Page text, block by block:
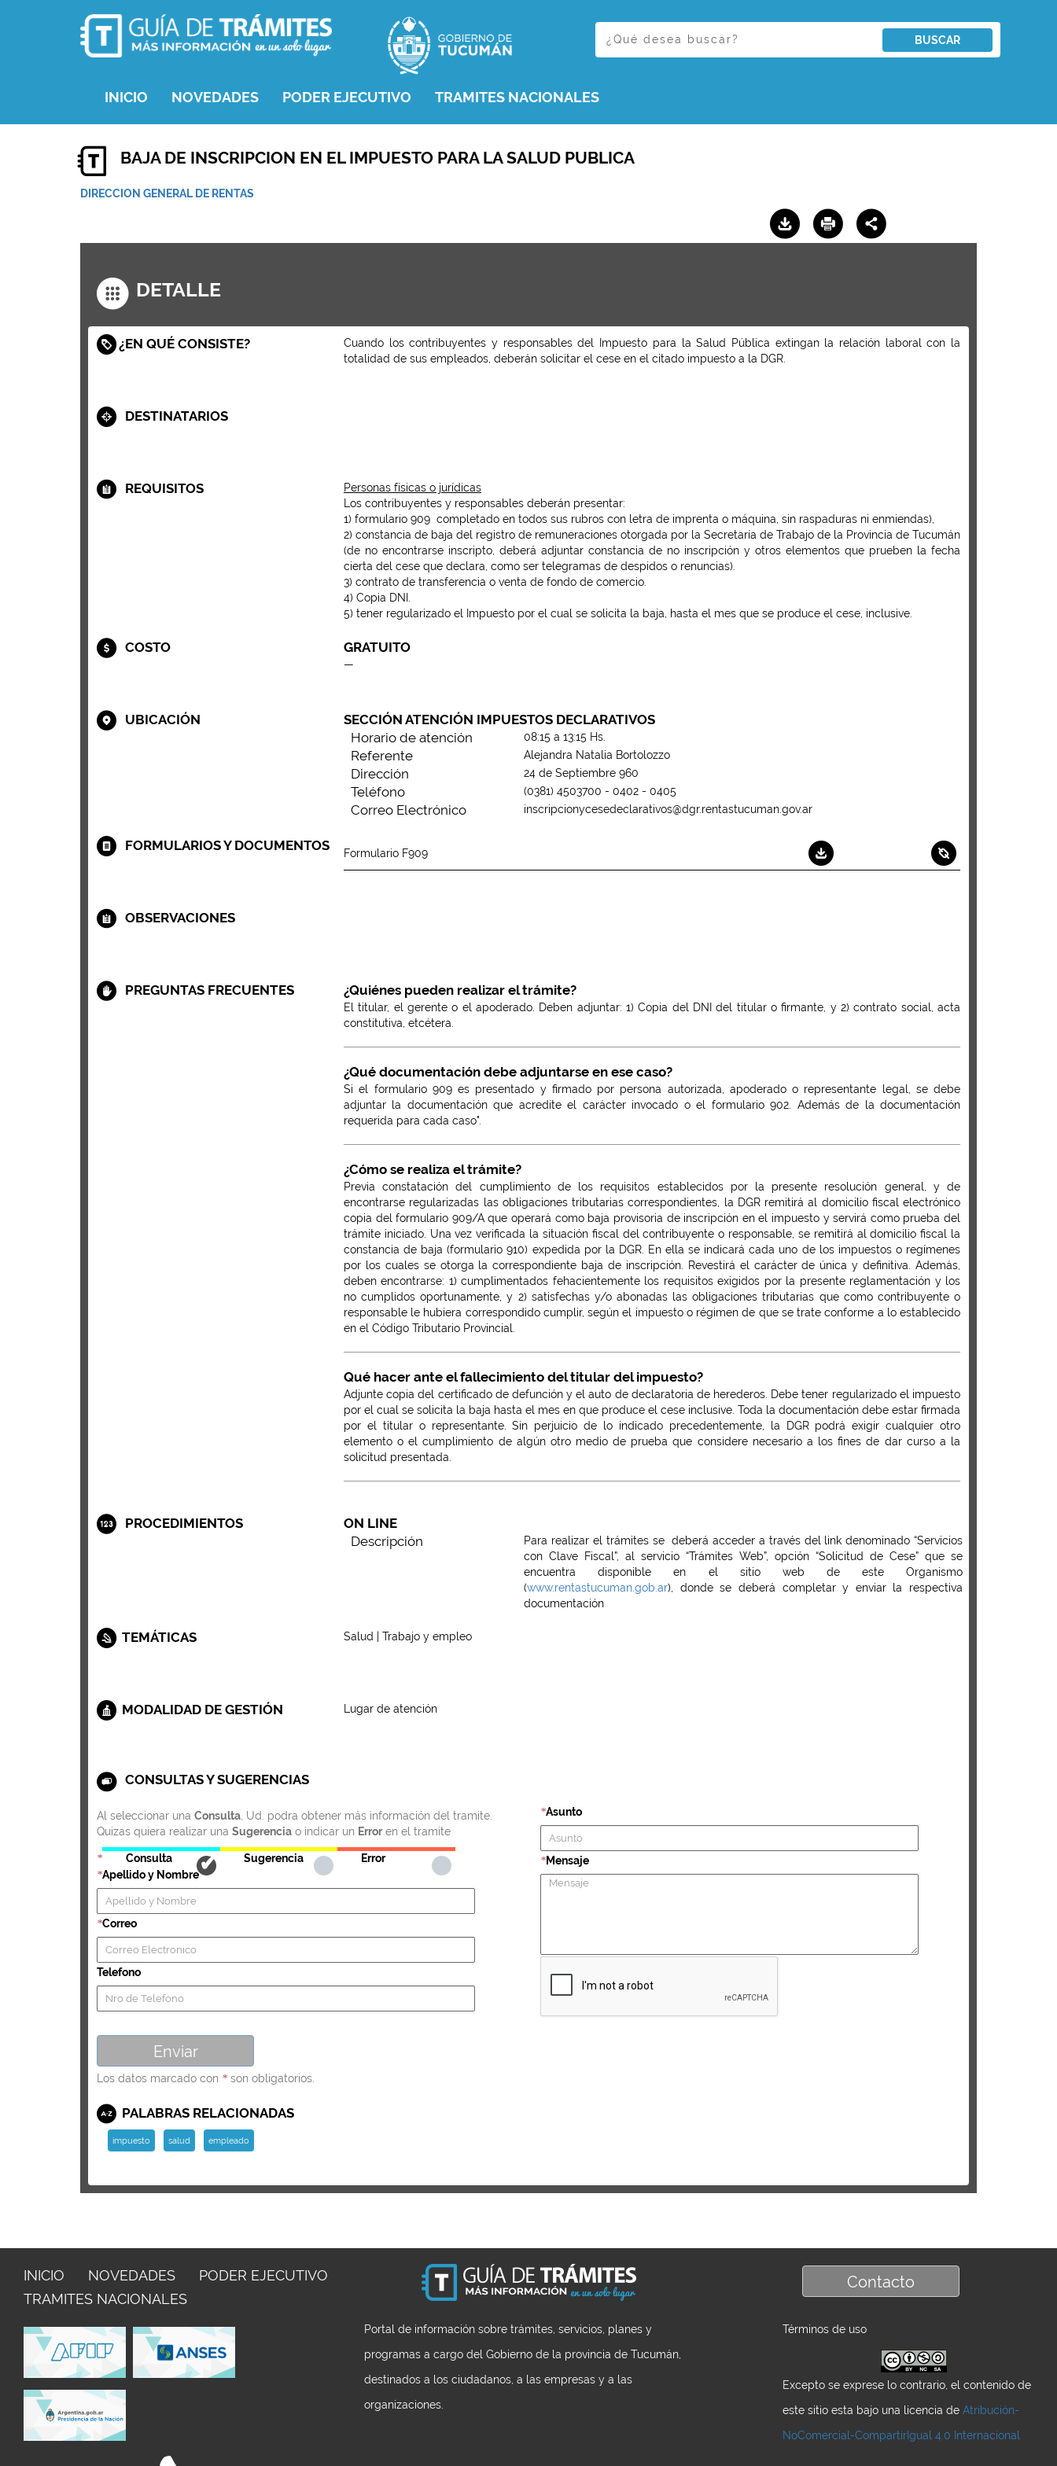
BUSCAR
INICIO NOVEDADES PODER EJECUTIVO TRAMITES NACIONALES
BAJA DE INSCRIPCION EN EL IMPUESTO PARA LA SALUD PUBLICA
DIRECCION GENERAL DE RENTAS
DETALLE
¿EN QUÉ CONSISTE?
Cuando los contribuyentes y responsables del Impuesto para la Salud Pública extingan la relación laboral con la
totalidad de sus empleados, deberán solicitar el cese en el citado impuesto a la DGR.
DESTINATARIOS
REQUISITOS
Personas físicas o jurídicas
Los contribuyentes y responsables deberán presentar:
1) formulario 909 completado en todos sus rubros con letra de imprenta o máquina, sin raspaduras ni enmiendas),
2) constancia de baja del registro de remuneraciones otorgada por la Secretaría de Trabajo de la Provincia de Tucumán
(de no encontrarse inscripto, deberá adjuntar constancia de no inscripción y otros elementos que prueben la fecha
cierta del cese que declara, como ser telegramas de despidos o renuncias).
3) contrato de transferencia o venta de fondo de comercio.
4) Copia DNI.
5) tener regularizado el Impuesto por el cual se solicita la baja, hasta el mes que se produce el cese, inclusive.
COSTO GRATUITO
—
UBICACIÓN
SECCIÓN ATENCIÓN IMPUESTOS DECLARATIVOS
Horario de atención
08:15 a 13:15 Hs.
Referente Alejandra Natalia Bortolozzo
Dirección 24 de Septiembre 960
Teléfono (0381) 4503700 - 0402 - 0405
Correo Electrónico inscripcionycesedeclarativos@dgr.rentastucuman.gov.ar
FORMULARIOS Y DOCUMENTOS Formulario F909
OBSERVACIONES
PREGUNTAS FRECUENTES ¿Quiénes pueden realizar el trámite?
El titular, el gerente o el apoderado. Deben adjuntar: 1) Copia del DNI del titular o firmante, y 2) contrato social, acta
constitutiva, etcétera.
¿Qué documentación debe adjuntarse en ese caso?
Si el formulario 909 es presentado y firmado por persona autorizada, apoderado o representante legal, se debe
adjuntar la documentación que acredite el carácter invocado o el formulario 902. Además de la documentación
requerida para cada caso".
¿Cómo se realiza el trámite?
Previa constatación del cumplimiento de los requisitos establecidos por la presente resolución general, y de
encontrarse regularizadas las obligaciones tributarias correspondientes, la DGR remitirá al domicilio fiscal electrónico
copia del formulario 909/A que operará como baja provisoria de inscripción en el impuesto y servirá como prueba del
trámite iniciado. Una vez verificada la situación fiscal del contribuyente o responsable, se remitirá al domicilio fiscal la
constancia de baja (formulario 910) expedida por la DGR. En ella se indicará cada uno de los impuestos o regímenes
por los cuales se otorga la correspondiente baja de inscripción. Revestirá el carácter de única y definitiva. Además,
deben encontrarse: 1) cumplimentados fehacientemente los requisitos exigidos por la presente reglamentación y los
no cumplidos oportunamente, y 2) satisfechas y/o abonadas las obligaciones tributarias que como contribuyente o
responsable le hubiera correspondido cumplir, según el impuesto o régimen de que se trate conforme a lo establecido
en el Código Tributario Provincial.
Qué hacer ante el fallecimiento del titular del impuesto?
Adjunte copia del certificado de defunción y el auto de declaratoria de herederos. Debe tener regularizado el impuesto
por el cual se solicita la baja hasta el mes en que produce el cese inclusive. Toda la documentación debe estar firmada
por el titular o representante. Sin perjuicio de lo indicado precedentemente, la DGR podrá exigir cualquier otro
elemento o el cumplimiento de algún otro medio de prueba que considere necesario a los fines de dar curso a la
solicitud presentada.
PROCEDIMIENTOS
ON LINE
Descripción
Para realizar el trámites se deberá acceder a través del link denominado “Servicios
con Clave Fiscal”, al servicio “Trámites Web”, opción “Solicitud de Cese” que se
encuentra disponible en el sitio web de este Organismo
(www.rentastucuman.gob.ar), donde se deberá completar y enviar la respectiva
documentación
TEMÁTICAS Salud | Trabajo y empleo
MODALIDAD DE GESTIÓN Lugar de atención
CONSULTAS Y SUGERENCIAS
Al seleccionar una Consulta, Ud. podra obtener más información del tramite.
Quizas quiera realizar una Sugerencia o indicar un Erroren el tramite
* Consulta Sugerencia Error
*Apellido y Nombre
*Correo
Telefono
*Asunto
* Mensaje
Los datos marcado con * son obligatorios.
PALABRAS RELACIONADAS
impuesto salud empleado
INICIO NOVEDADES
PODER EJECUTIVO
TRAMITES NACIONALES
Portal de información sobre trámites, servicios, planes y
programas a cargo del Gobierno de la provincia de Tucumán,
destinados a los ciudadanos, a las empresas y a las
organizaciones.
Contacto
Términos de uso
Excepto se exprese lo contrario, el contenido de
este sitio esta bajo una licencia de Atribución-
NoComercial-CompartirIgual 4.0 Internacional